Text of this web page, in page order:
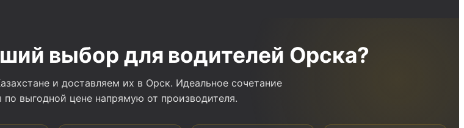
выбор для водителей Орска?
и доставляем их в Орск. Идеальное сочетание
выгодной цене напрямую от производителя.